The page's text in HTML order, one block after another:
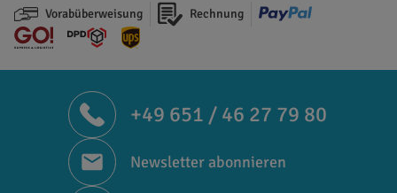
Vorabüberweisung Rechnung
+49 651 / 46 27 79 80
Newsletter abonnieren